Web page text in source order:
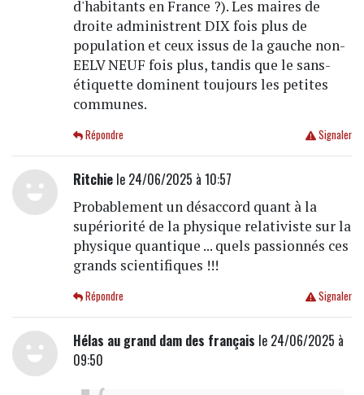
d'habitants en France ?). Les maires de
droite administrent DIX fois plus de
population et ceux issus de la gauche non-
EELV NEUF fois plus, tandis que le sans-
étiquette dominent toujours les petites
communes.
Signaler
Répondre
Ritchiele 24/06/2025 à 10:57
Probablement un désaccord quant à la
supériorité de la physique relativiste sur la
physique quantique ... quels passionnés ces
grands scientifiques !!!
Signaler
Répondre
Hélas au grand dam des français le 24/06/2025 à
09:50